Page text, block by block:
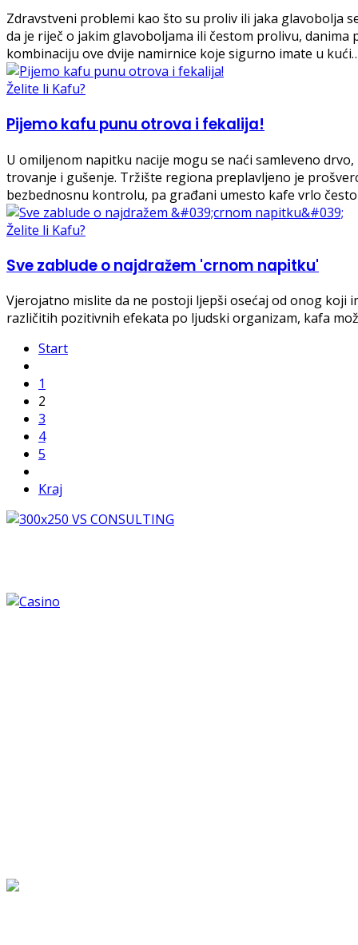
Zdravstveni problemi kao što su proliv ili jaka glavobolja
da je riječ o jakim glavoboljama ili čestom prolivu,
kombinaciju ove dvije namirnice koje sigurno imate u
Želite li Kafu?
Pijemo kafu punu otrova i fekalija!
U omiljenom napitku nacije mogu se naći samleveno
trovanje i gušenje. Tržište regiona preplavljeno je
bezbednosnu kontrolu, pa građani umesto kafe vrlo
Želite li Kafu?
Sve zablude o najdražem 'crnom napitku'
Vjerojatno mislite da ne postoji ljepši osećaj od onog koji
različitih pozitivnih efekata po ljudski organizam, kafa
Start
1
2
3
4
5
Kraj